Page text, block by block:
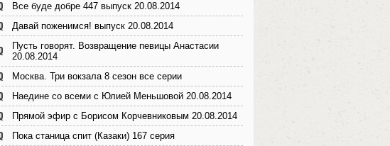
Все буде добре 447 выпуск 20.08.2014
Давай поженимся! выпуск 20.08.2014
Пусть говорят. Возвращение певицы Анастасии
20.08.2014
Москва. Три вокзала 8 сезон все серии
Наедине со всеми с Юлией Меньшовой 20.08.2014
Прямой эфир с Борисом Корчевниковым 20.08.2014
Пока станица спит (Казаки) 167 серия